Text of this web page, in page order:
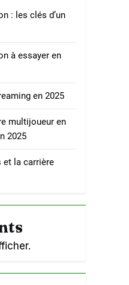
: les clés d’un
à essayer en
en 2025
multijoueur en
2025
et la carrière